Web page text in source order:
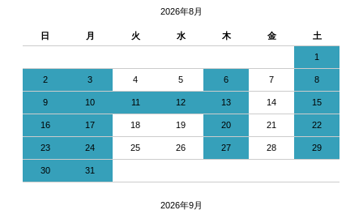
2026年8月
日 月 火 水 木 金 土
1
2 3 4 5 6 7 8
9 10 11 12 13 14 15
16 17 18 19 20 21 22
23 24 25 26 27 28 29
30 31
2026年9月